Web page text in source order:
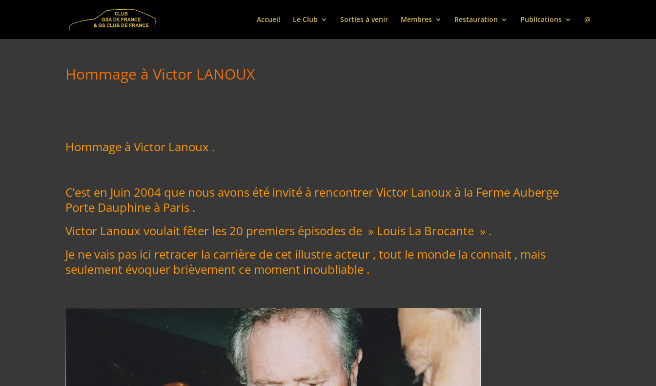
Accueil Le Club Sorties à venir Membres Restauration Publications @
Hommage à Victor LANOUX
Hommage à Victor Lanoux .
C’est en Juin 2004 que nous avons été invité à rencontrer Victor Lanoux à la Ferme Auberge
Porte Dauphine à Paris .
Victor Lanoux voulait fêter les 20 premiers épisodes de » Louis La Brocante » .
Je ne vais pas ici retracer la carrière de cet illustre acteur , tout le monde la connait , mais
seulement évoquer brièvement ce moment inoubliable .